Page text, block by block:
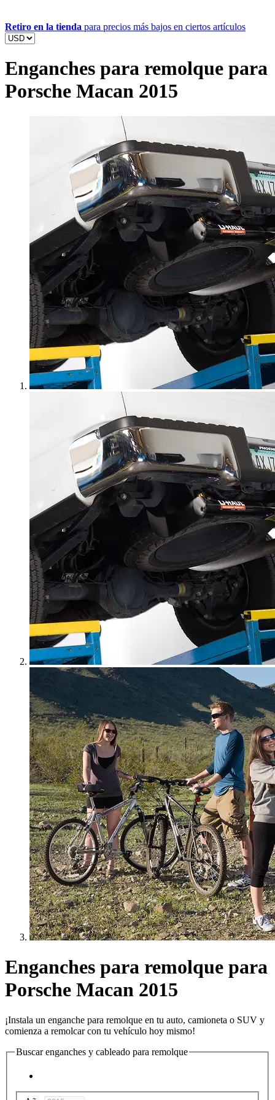
Retiro en la tienda para precios más bajos en ciertos artículos
Enganches para remolque para
Porsche Macan 2015
Enganches para remolque para
Porsche Macan 2015
¡Instala un enganche para remolque en tu auto, camioneta o SUV y
comienza a remolcar con tu vehículo hoy mismo!
Buscar enganches y cableado para remolque